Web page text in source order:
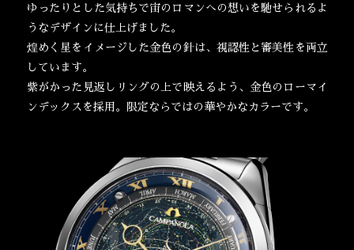
ゆったりとした気持ちで宙のロマンへの想いを馳せられるよ
うなデザインに仕上げました。
煌めく星をイメージした金色の針は、視認性と審美性を両立
しています。
紫がかった見返しリングの上で映えるよう、金色のローマイ
ンデックスを採用。限定ならではの華やかなカラーです。